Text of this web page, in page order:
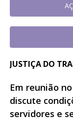
JUSTIÇA DO
Em reunião
discute
servidores e